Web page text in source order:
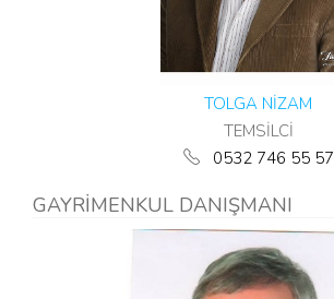
TOLGA NİZAM
TEMSİLCİ
0532 746 55 57
GAYRİMENKUL DANIŞMANI